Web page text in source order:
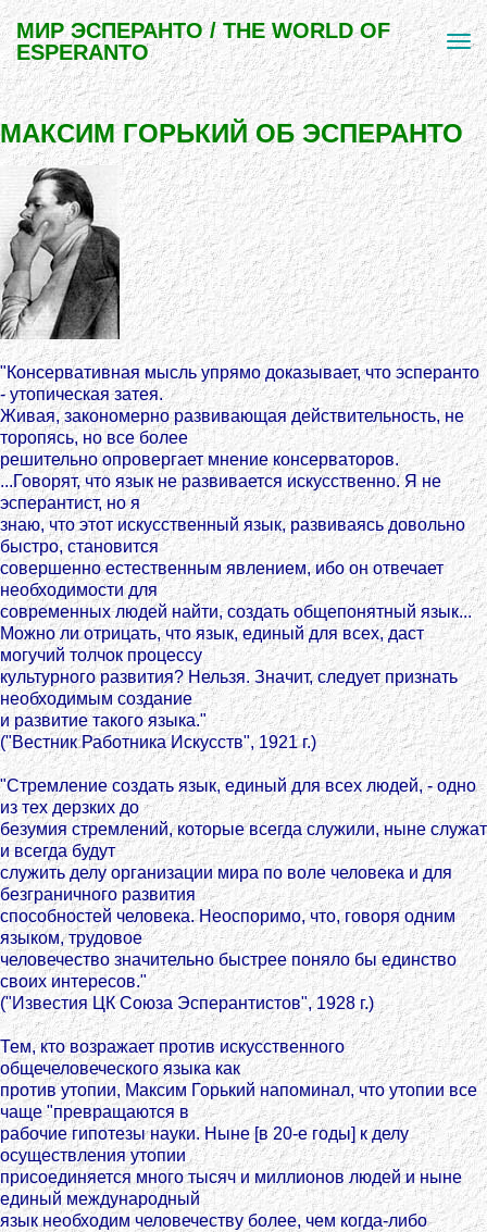
МИР ЭСПЕРАНТО / THE WORLD OF
ESPERANTO
МАКСИМ ГОРЬКИЙ ОБ ЭСПЕРАНТО
"Консервативная мысль упрямо доказывает, что эсперанто
- утопическая затея.
Живая, закономерно развивающая действительность, не
торопясь, но все более
решительно опровергает мнение консерваторов.
...Говорят, что язык не развивается искусственно. Я не
эсперантист, но я
знаю, что этот искусственный язык, развиваясь довольно
быстро, становится
совершенно естественным явлением, ибо он отвечает
необходимости для
современных людей найти, создать общепонятный язык...
Можно ли отрицать, что язык, единый для всех, даст
могучий толчок процессу
культурного развития? Нельзя. Значит, следует признать
необходимым создание
и развитие такого языка."
("Вестник Работника Искусств", 1921 г.)
"Стремление создать язык, единый для всех людей, - одно
из тех дерзких до
безумия стремлений, которые всегда служили, ныне служат
и всегда будут
служить делу организации мира по воле человека и для
безграничного развития
способностей человека. Неоспоримо, что, говоря одним
языком, трудовое
человечество значительно быстрее поняло бы единство
своих интересов."
("Известия ЦК Союза Эсперантистов", 1928 г.)
Тем, кто возражает против искусственного
общечеловеческого языка как
против утопии, Максим Горький напоминал, что утопии все
чаще "превращаются в
рабочие гипотезы науки. Ныне [в 20-е годы] к делу
осуществления утопии
присоединяется много тысяч и миллионов людей и ныне
единый международный
язык необходим человечеству более, чем когда-либо